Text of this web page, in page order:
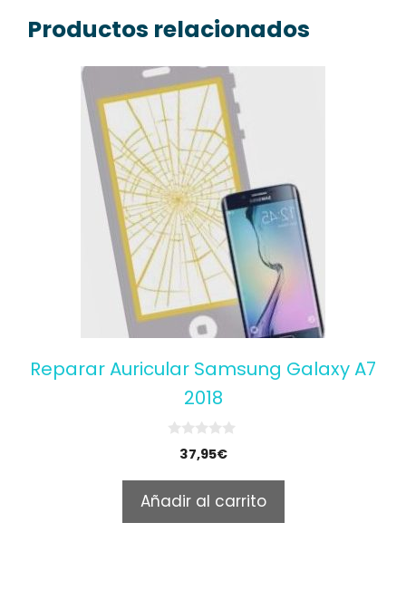
Productos relacionados
Reparar Auricular Samsung Galaxy A7
2018
o
f
5
37,95€
Añadir al carrito